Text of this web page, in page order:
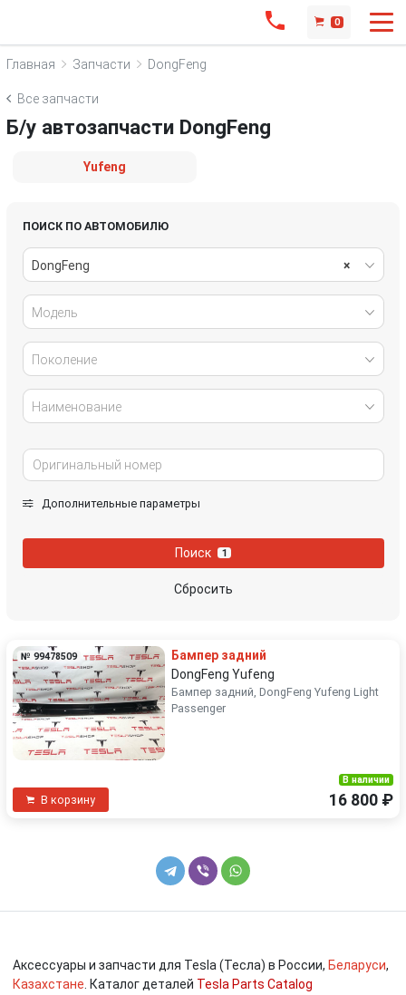
0
Главная Запчасти DongFeng
Все запчасти
Б/у автозапчасти DongFeng
Yufeng
ПОИСК ПО АВТОМОБИЛЮ
×
DongFeng
Модель
Поколение
Наименование
Дополнительные параметры
Поиск 1
Сбросить
№ 99478509
Бампер задний
DongFeng Yufeng
Бампер задний, DongFeng Yufeng Light
Passenger
В корзину
В наличии
16 800 ₽
Аксессуары и запчасти для Tesla (Тесла) в России, Беларуси,
Казахстане . Каталог деталей Tesla Parts Catalog